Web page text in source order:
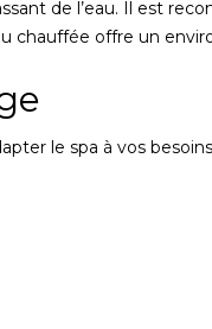
de l’eau. Il est
chauffée offre un
le spa à vos